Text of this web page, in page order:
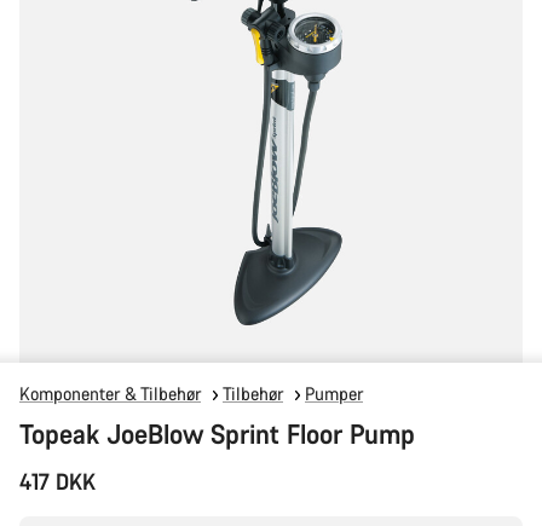
Komponenter & Tilbehør Tilbehør Pumper
Topeak JoeBlow Sprint Floor Pump
417 DKK